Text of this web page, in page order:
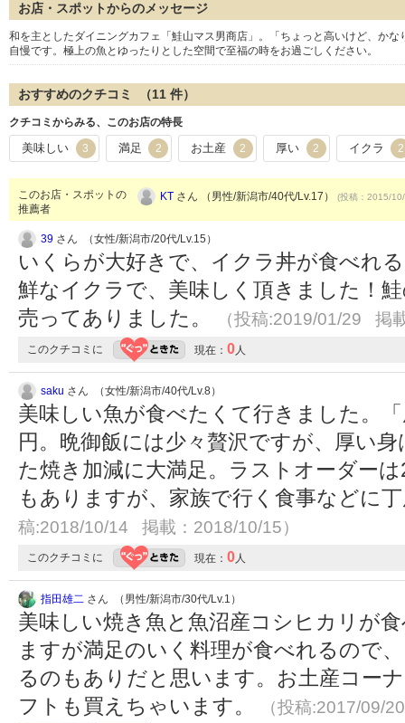
お店・スポットからのメッセージ
和を主としたダイニングカフェ「鮭山マス男商店」。「ちょっと高いけど、か
自慢です。極上の魚とゆったりとした空間で至福の時をお過ごしください。
おすすめのクチコミ （11 件）
クチコミからみる、このお店の特長
美味しい 3 満足 2 お土産 2 厚い 2 イクラ 2
このお店・スポットの
推薦者
KT さん （男性/新潟市/40代/Lv.17） (投稿：2015/
39 さん （女性/新潟市/20代/Lv.15）
いくらが大好きで、イクラ丼が食べれ
鮮なイクラで、美味しく頂きました！
売ってありました。
（投稿:2019/01/29 掲
このクチコミに 現在： 0 人
saku さん （女性/新潟市/40代/Lv.8）
美味しい魚が食べたくて行きました。
円。晩御飯には少々贅沢ですが、厚い
た焼き加減に大満足。ラストオーダー
もありますが、家族で行く食事などに
稿:2018/10/14 掲載：2018/10/15）
このクチコミに 現在： 0 人
指田雄二 さん （男性/新潟市/30代/Lv.1）
美味しい焼き魚と魚沼産コシヒカリが
ますが満足のいく料理が食べれるので
るのもありだと思います。お土産コー
フトも買えちゃいます。
（投稿:2017/09/